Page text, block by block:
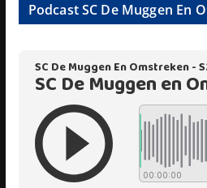
Podcast SC De Muggen En